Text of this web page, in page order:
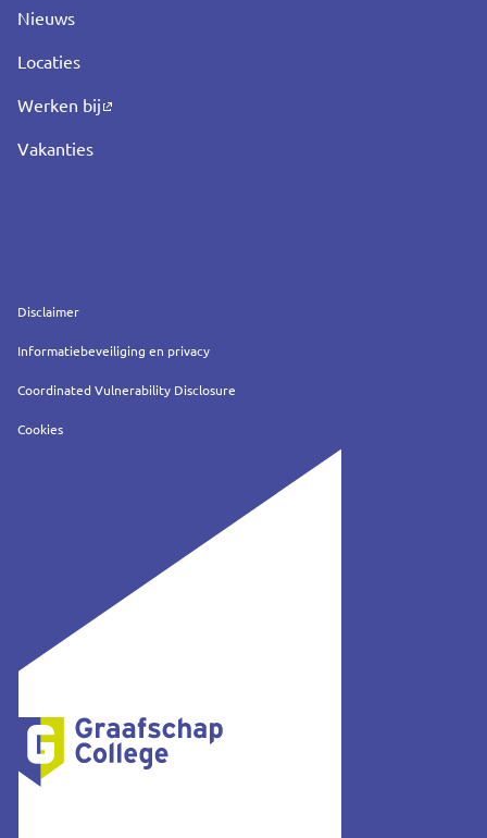
Nieuws
Locaties
Werken bij
Vakanties
Service
Disclaimer
Informatiebeveiliging en privacy
Coordinated Vulnerability Disclosure
Cookies